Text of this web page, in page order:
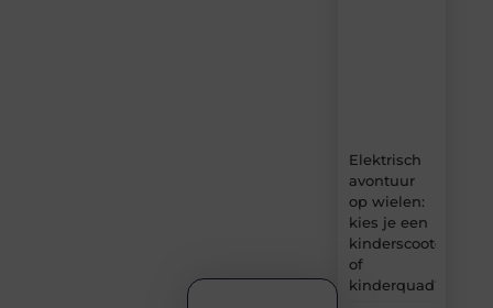
Elektrisch
avontuur
op wielen:
kies je een
kinderscooter
of
kinderquad?